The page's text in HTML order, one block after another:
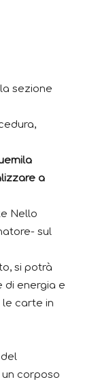
sezione
a
Nello
sul
si potrà
di energia e
carte in
corposo